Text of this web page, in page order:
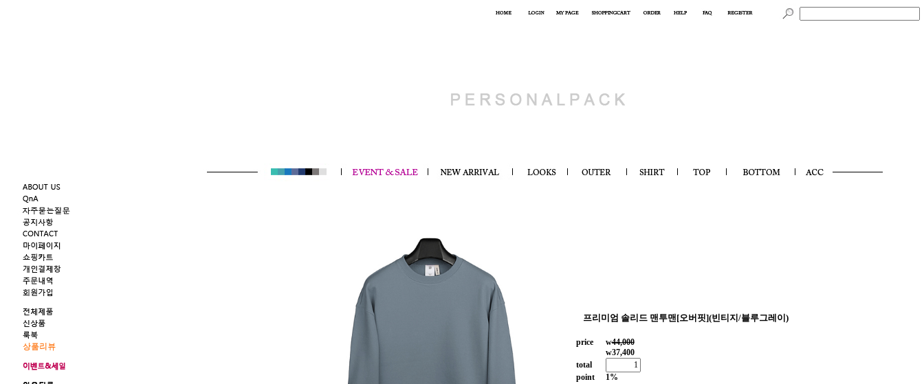
프리미엄 솔리드 맨투맨[오버핏](빈티지/블루그레이)
price w44,000
w37,400
total
point
1%